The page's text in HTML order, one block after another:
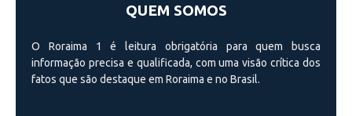
QUEM SOMOS
O Roraima 1 é leitura obrigatória para quem busca
informação precisa e qualificada, com uma visão crí­tica dos
fatos que são destaque em Roraima e no Brasil.